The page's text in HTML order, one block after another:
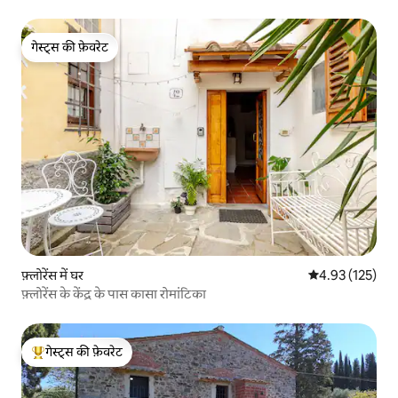
गेस्ट्स की फ़ेवरेट
गेस्ट्स की फ़ेवरेट
फ़्लोरेंस में घर औसत रेटिंग 5 में से
4.93 (125)
फ़्लोरेंस के केंद्र के पास कासा रोमांटिका
गेस्ट्स का टॉप फ़ेवरेट
गेस्ट्स की फ़ेवरेट